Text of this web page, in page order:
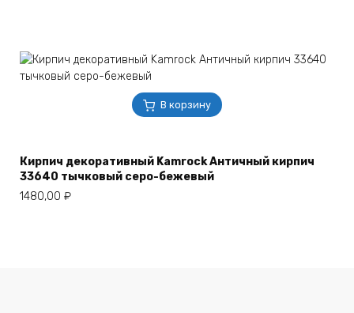
В корзину
Кирпич декоративный Kamrock Античный кирпич
33640 тычковый серо-бежевый
1480,00 ₽